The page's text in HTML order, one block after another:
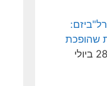
שהופכת
28 ביולי